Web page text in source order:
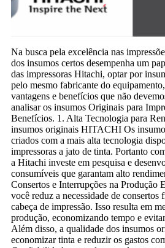
Na busca pela excelência nas
dos insumos certos desempenha um
das impressoras Hitachi, optar por
pelo mesmo fabricante do
vantagens e benefícios que não
analisar os insumos Originais para
Benefícios. 1. Alta Tecnologia para
insumos originais HITACHI Os
criados com a mais alta tecnologia
impressoras a jato de tinta. Portanto
a Hitachi investe em pesquisa e
consumíveis que garantam alto
Consertos e Interrupções na Produção
você reduz a necessidade de consertos
cabeça de impressão. Isso resulta em
produção, economizando tempo e
Além disso, a qualidade dos insumos
economizar tinta e reduzir os gastos